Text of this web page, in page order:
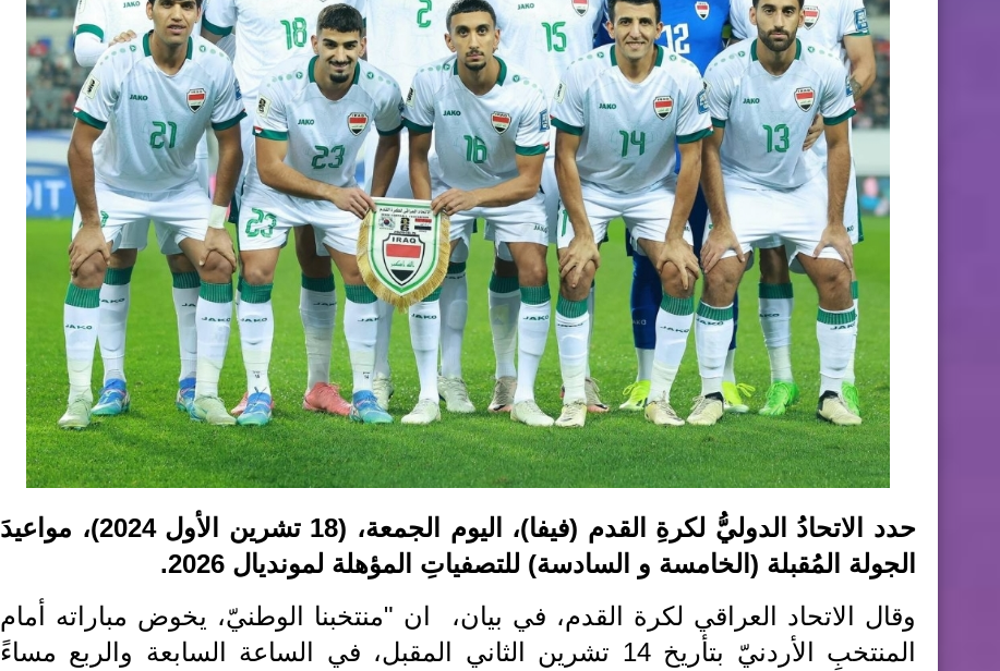
حدد الاتحادُ الدوليُّ لكرةِ القدم (فيفا)، اليوم الجمعة، (18 تشرين الأول 2024)، مواعيدَ
الجولة المُقبلة (الخامسة و السادسة) للتصفياتِ المؤهلة لمونديال 2026.
وقال الاتحاد العراقي لكرة القدم، في بيان، ان "منتخبنا الوطنيّ، يخوض مباراته أمام
المنتخبِ الأردنيّ بتأريخ 14 تشرين الثاني المقبل، في الساعة السابعة والربع مساءً